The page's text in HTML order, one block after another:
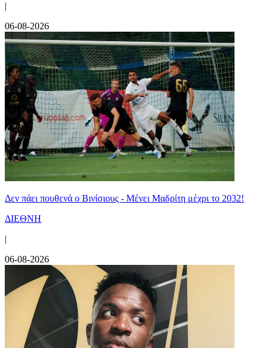
|
06-08-2026
Δεν πάει πουθενά ο Βινίσιους - Μένει Μαδρίτη μέχρι το 2032!
ΔΙΕΘΝΗ
|
06-08-2026